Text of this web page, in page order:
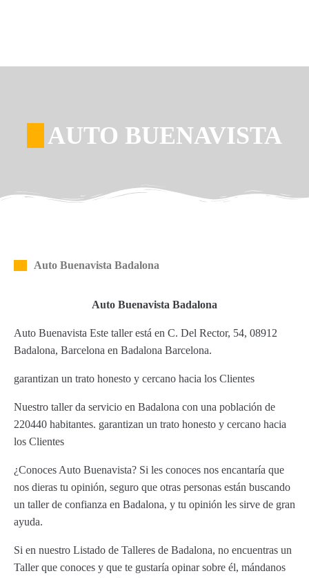
AUTO BUENAVISTA
Auto Buenavista Badalona
Auto Buenavista Badalona
Auto Buenavista Este taller está en C. Del Rector, 54, 08912
Badalona, Barcelona en Badalona Barcelona.
garantizan un trato honesto y cercano hacia los Clientes
Nuestro taller da servicio en Badalona con una población de
220440 habitantes. garantizan un trato honesto y cercano hacia
los Clientes
¿Conoces Auto Buenavista? Si les conoces nos encantaría que
nos dieras tu opinión, seguro que otras personas están buscando
un taller de confianza en Badalona, y tu opinión les sirve de gran
ayuda.
Si en nuestro Listado de Talleres de Badalona, no encuentras un
Taller que conoces y que te gustaría opinar sobre él, mándanos